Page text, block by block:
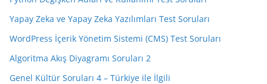
Yapay Zeka ve Yapay Zeka Yazılımları Test Soruları
WordPress İçerik Yönetim Sistemi (CMS) Test Soruları
Algoritma Akış Diyagramı Soruları 2
Genel Kültür Soruları 4 – Türkiye ile İlgili